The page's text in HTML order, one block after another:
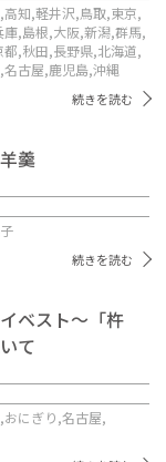
高知,軽井沢,鳥取,東京,
庫,島根,大阪,新潟,群馬,
都,秋田,長野県,北海道,
名古屋,鹿児島,沖縄
続きを読む
羹
続きを読む
ベスト〜「杵
て
おにぎり,名古屋,